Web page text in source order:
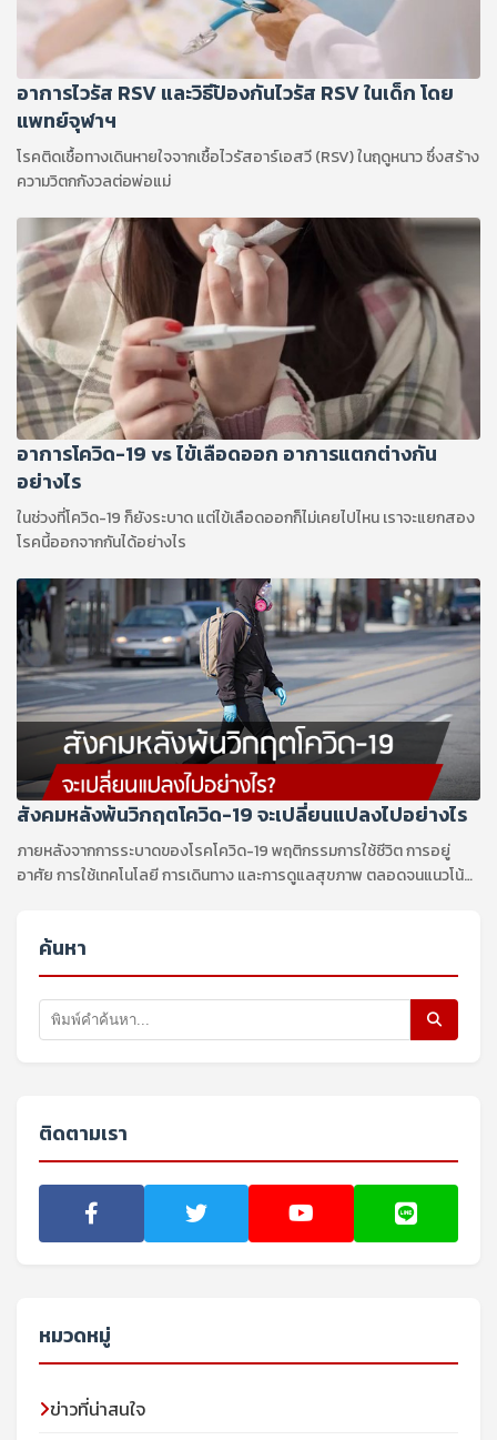
อาการไวรัส RSV และวิธีป้องกันไวรัส RSV ในเด็ก โดย
แพทย์จุฬาฯ
โรคติดเชื้อทางเดินหายใจจากเชื้อไวรัสอาร์เอสวี (RSV) ในฤดูหนาว ซึ่งสร้าง
ความวิตกกังวลต่อพ่อแม่
อาการโควิด-19 vs ไข้เลือดออก อาการแตกต่างกัน
อย่างไร
ในช่วงที่โควิด-19 ก็ยังระบาด แต่ไข้เลือดออกก็ไม่เคยไปไหน เราจะแยกสอง
โรคนี้ออกจากกันได้อย่างไร
สังคมหลังพ้นวิกฤตโควิด-19 จะเปลี่ยนแปลงไปอย่างไร
ภายหลังจากการระบาดของโรคโควิด-19 พฤติกรรมการใช้ชีวิต การอยู่
อาศัย การใช้เทคโนโลยี การเดินทาง และการดูแลสุขภาพ ตลอดจนแนวโน้ม
ค้นหา
ติดตามเรา
หมวดหมู่
ข่าวที่น่าสนใจ